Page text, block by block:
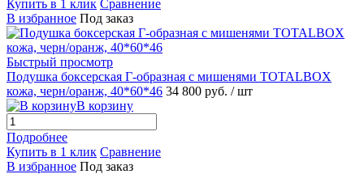
Купить в 1 клик Сравнение
В избранное Под заказ
Быстрый просмотр
Подушка боксерская Г-образная с мишенями TOTALBOX
кожа, черн/оранж, 40*60*46 34 800 руб. / шт
В корзину
Подробнее
Купить в 1 клик Сравнение
В избранное Под заказ